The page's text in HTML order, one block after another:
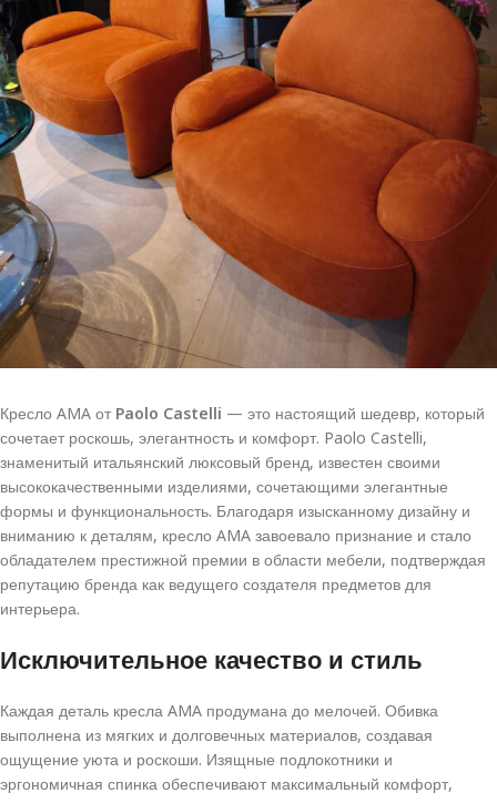
Кресло AMA от Paolo Castelli — это настоящий шедевр, который
сочетает роскошь, элегантность и комфорт. Paolo Castelli,
знаменитый итальянский люксовый бренд, известен своими
высококачественными изделиями, сочетающими элегантные
формы и функциональность. Благодаря изысканному дизайну и
вниманию к деталям, кресло AMA завоевало признание и стало
обладателем престижной премии в области мебели, подтверждая
репутацию бренда как ведущего создателя предметов для
интерьера.
Исключительное качество и стиль
Каждая деталь кресла AMA продумана до мелочей. Обивка
выполнена из мягких и долговечных материалов, создавая
ощущение уюта и роскоши. Изящные подлокотники и
эргономичная спинка обеспечивают максимальный комфорт,